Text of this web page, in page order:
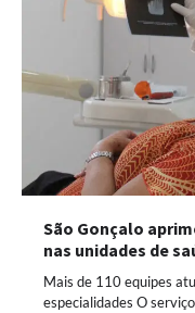
São Gonçalo
nas unidades de
Mais de 110 equipes
especialidades O